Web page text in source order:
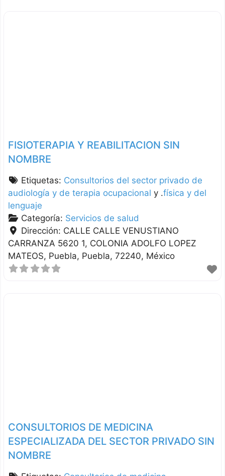
FISIOTERAPIA Y REABILITACION SIN
NOMBRE
Etiquetas: Consultorios del sector privado de
audiología y de terapia ocupacional y .física y del
lenguaje
Categoría: Servicios de salud
Dirección: CALLE CALLE VENUSTIANO
CARRANZA 5620 1, COLONIA ADOLFO LOPEZ
MATEOS Puebla Puebla 72240 México
CONSULTORIOS DE MEDICINA
ESPECIALIZADA DEL SECTOR PRIVADO SIN
NOMBRE